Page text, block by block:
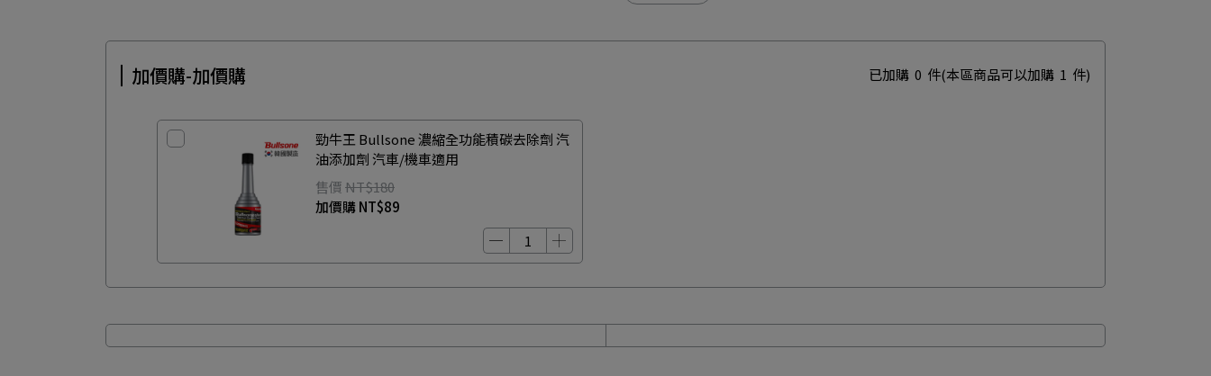
加價購-加價購 已加購 0 件(本區商品可以加購 1 件)
勁牛王 Bullsone 濃縮全功能積碳去除劑 汽
油添加劑 汽車/機車適用
售價NT$180
加價購NT$89